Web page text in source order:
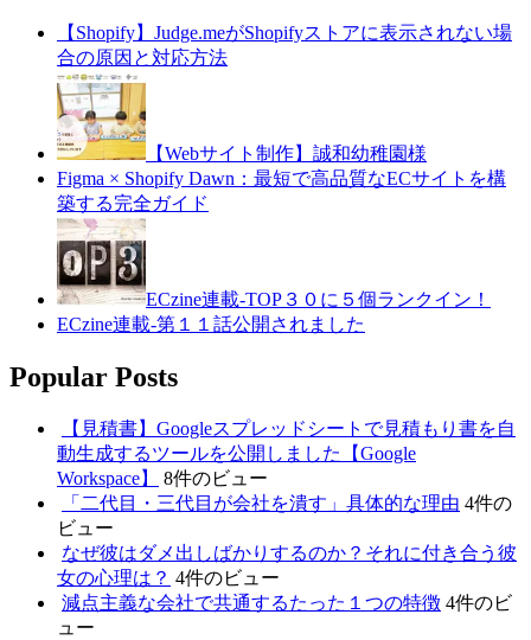
【Shopify】Judge.meがShopifyストアに表示されない場
合の原因と対応方法
【Webサイト制作】誠和幼稚園様
Figma × Shopify Dawn：最短で高品質なECサイトを構
築する完全ガイド
ECzine連載-TOP３０に５個ランクイン！
ECzine連載-第１１話公開されました
Popular Posts
【見積書】Googleスプレッドシートで見積もり書を自
動生成するツールを公開しました【Google
Workspace】
8件のビュー
「二代目・三代目が会社を潰す」具体的な理由 4件の
ビュー
なぜ彼はダメ出しばかりするのか？それに付き合う彼
女の心理は？ 4件のビュー
減点主義な会社で共通するたった１つの特徴 4件のビ
ュー